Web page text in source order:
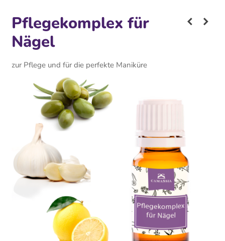
Pflegekomplex für
Nägel
zur Pflege und für die perfekte Maniküre